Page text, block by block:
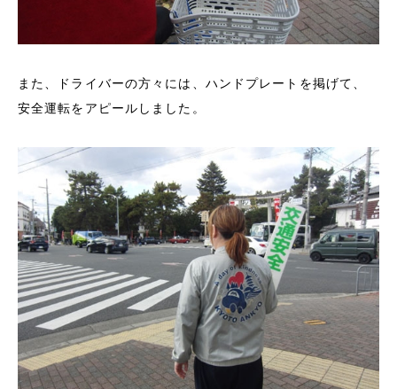
また、ドライバーの方々には、ハンドプレートを掲げて、
安全運転をアピールしました。